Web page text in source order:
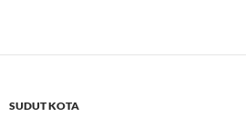
SUDUT KOTA